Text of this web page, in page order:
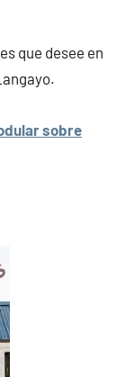
que desee en
sobre